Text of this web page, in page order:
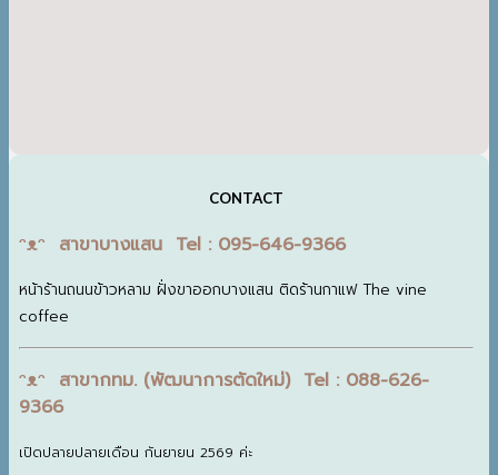
CONTACT
ᵔᴥᵔ สาขาบางแสน Tel : 095-646-9366
หน้าร้านถนนข้าวหลาม ฝั่งขาออกบางแสน ติดร้านกาแฟ The vine
coffee
ᵔᴥᵔ สาขากทม. (พัฒนาการตัดใหม่) Tel : 088-626-
9366
เปิดปลายปลายเดือน กันยายน 2569 ค่ะ